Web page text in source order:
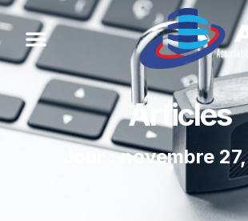
Articles
Jour : novembre